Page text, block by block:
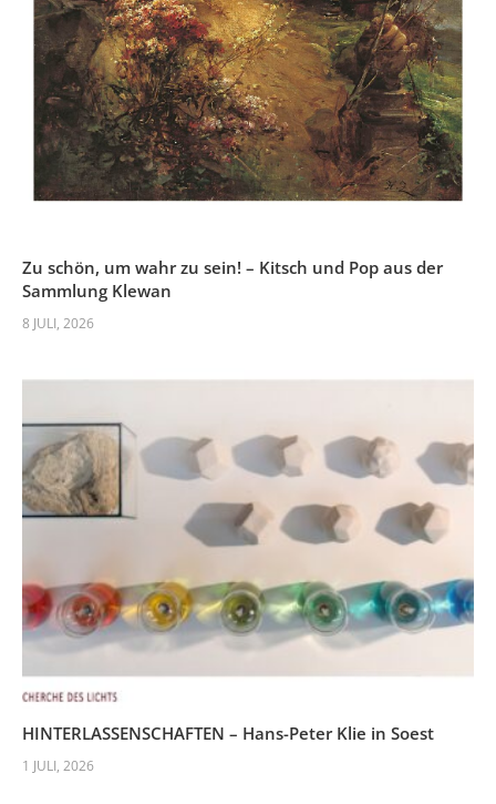
Zu schön, um wahr zu sein! – Kitsch und Pop aus der
Sammlung Klewan
8 JULI, 2026
HINTERLASSENSCHAFTEN – Hans-Peter Klie in Soest
1 JULI, 2026